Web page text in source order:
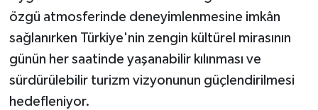
özgü atmosferinde deneyimlenmesine imkân
sağlanırken Türkiye'nin zengin kültürel mirasının
günün her saatinde yaşanabilir kılınması ve
sürdürülebilir turizm vizyonunun güçlendirilmesi
hedefleniyor.